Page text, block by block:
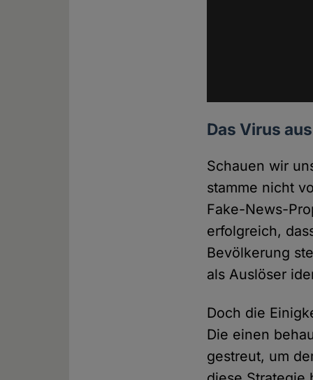
Das Virus
Schauen wir
stamme nicht
Fake-News-
erfolgreich,
Bevölkerung
als Auslöser
Doch die
Die einen
gestreut, um